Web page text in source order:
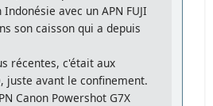
avec un APN FUJI
son caisson qui a depuis
récentes, c'était aux
juste avant le confinement.
Canon Powershot G7X